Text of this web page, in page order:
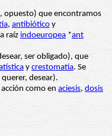
opuesto) que encontramos
, antibiótico y
raíz indoeuropea *ant
ser obligado), que
y crestomatía. Se
querer, desear).
como en aciesis, dosis